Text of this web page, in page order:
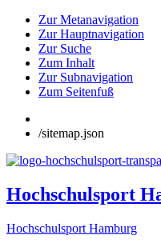
Zur Metanavigation
Zur Hauptnavigation
Zur Suche
Zum Inhalt
Zur Subnavigation
Zum Seitenfuß
/sitemap.json
Hochschulsport
Hochschulsport Hamburg